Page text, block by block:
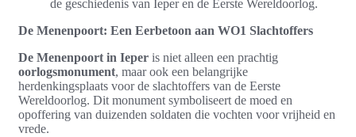
de geschiedenis van Ieper en de Eerste Wereldoorlog.
De Menenpoort: Een Eerbetoon aan WO1 Slachtoffers
De Menenpoort in Ieper is niet alleen een prachtig
oorlogsmonument, maar ook een belangrijke
herdenkingsplaats voor de slachtoffers van de Eerste
Wereldoorlog. Dit monument symboliseert de moed en
opoffering van duizenden soldaten die vochten voor vrijheid en
vrede.